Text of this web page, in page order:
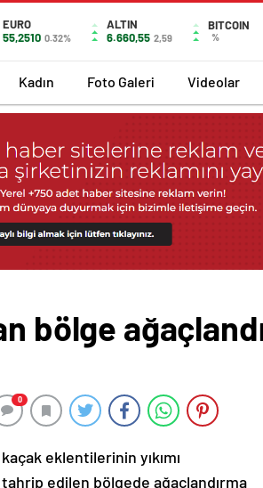
EURO
55,2510 0.32%
ALTIN
6.660,55 2,59
BITCOIN
%
Kadın Foto Galeri Videolar
bölge
0
eklentilerinin yıkımı
edilen bölgede ağaçlandırma